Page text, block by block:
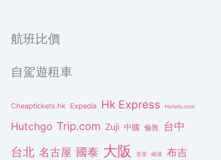
航班比價
自駕遊租車
Cheaptickets.hk Expedia Hk Express Hotels.com
Hutchgo Trip.com Zuji 中國 倫敦 台中
台北 名古屋 國泰 大阪 峇里 峴港 布吉